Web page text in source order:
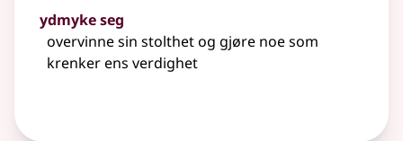
ydmyke seg
overvinne sin stolthet og gjøre noe som
krenker ens verdighet